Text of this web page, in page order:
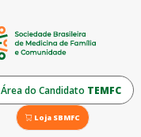
Área do Candidato TEMFC
Loja SBMFC